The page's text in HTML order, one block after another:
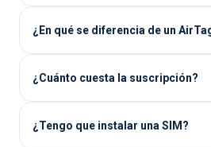
¿En qué se diferencia de un
¿Cuánto cuesta la suscripción?
¿Tengo que instalar una SIM?